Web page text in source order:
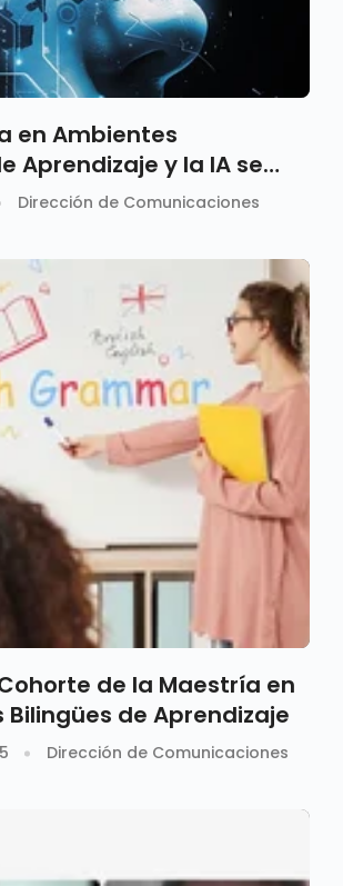
en Ambientes
Aprendizaje y la IA se
Dirección de Comunicaciones
de la Maestría en
de Aprendizaje
Dirección de Comunicaciones